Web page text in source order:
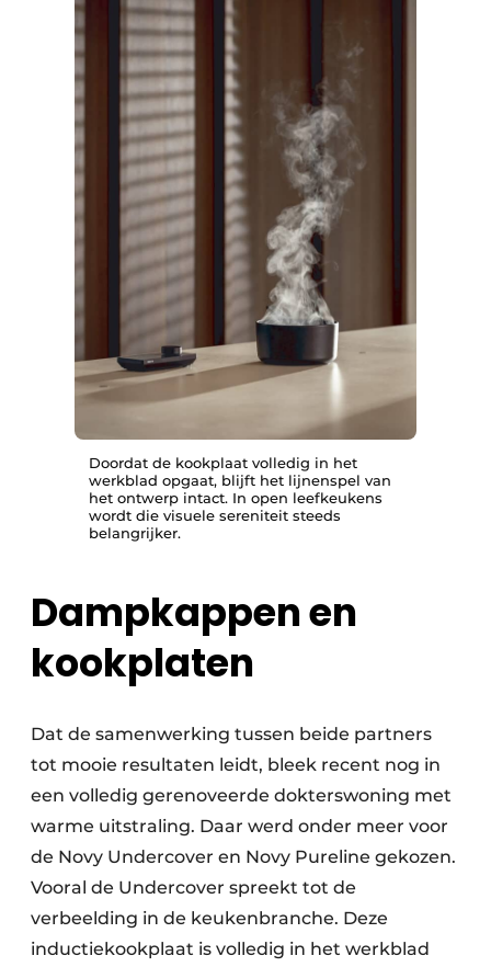
Doordat de kookplaat volledig in het
werkblad opgaat, blijft het lijnenspel van
het ontwerp intact. In open leefkeukens
wordt die visuele sereniteit steeds
belangrijker.
Dampkappen en
kookplaten
Dat de samenwerking tussen beide partners
tot mooie resultaten leidt, bleek recent nog in
een volledig gerenoveerde dokterswoning met
warme uitstraling. Daar werd onder meer voor
de Novy Undercover en Novy Pureline gekozen.
Vooral de Undercover spreekt tot de
verbeelding in de keukenbranche. Deze
inductiekookplaat is volledig in het werkblad